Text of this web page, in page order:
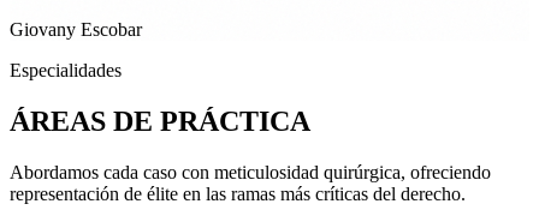
Giovany Escobar
Especialidades
ÁREAS DE PRÁCTICA
Abordamos cada caso con meticulosidad quirúrgica, ofreciendo
representación de élite en las ramas más críticas del derecho.